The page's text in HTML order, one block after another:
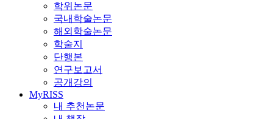
학위논문
국내학술논문
해외학술논문
학술지
단행본
연구보고서
공개강의
MyRISS
내 추천논문